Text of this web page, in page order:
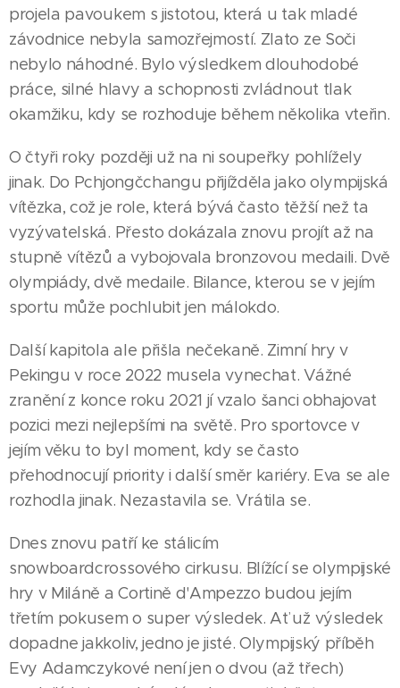
projela pavoukem s jistotou, která u tak mladé
závodnice nebyla samozřejmostí. Zlato ze Soči
nebylo náhodné. Bylo výsledkem dlouhodobé
práce, silné hlavy a schopnosti zvládnout tlak
okamžiku, kdy se rozhoduje během několika vteřin.
O čtyři roky později už na ni soupeřky pohlížely
jinak. Do Pchjongčchangu přijížděla jako olympijská
vítězka, což je role, která bývá často těžší než ta
vyzývatelská. Přesto dokázala znovu projít až na
stupně vítězů a vybojovala bronzovou medaili. Dvě
olympiády, dvě medaile. Bilance, kterou se v jejím
sportu může pochlubit jen málokdo.
Další kapitola ale přišla nečekaně. Zimní hry v
Pekingu v roce 2022 musela vynechat. Vážné
zranění z konce roku 2021 jí vzalo šanci obhajovat
pozici mezi nejlepšími na světě. Pro sportovce v
jejím věku to byl moment, kdy se často
přehodnocují priority i další směr kariéry. Eva se ale
rozhodla jinak. Nezastavila se. Vrátila se.
Dnes znovu patří ke stálicím
snowboardcrossového cirkusu. Blížící se olympijské
hry v Miláně a Cortině d'Ampezzo budou jejím
třetím pokusem o super výsledek. Ať už výsledek
dopadne jakkoliv, jedno je jisté. Olympijský příběh
Evy Adamczykové není jen o dvou (až třech)
13.05.2026
TRUTNOV
10.02.2026
TRUTNOV
|Lenka